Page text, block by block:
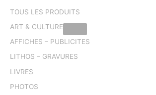
TOUS LES PRODUITS
ART & CULTURE
AFFICHES – PUBLICITES
LITHOS – GRAVURES
LIVRES
PHOTOS